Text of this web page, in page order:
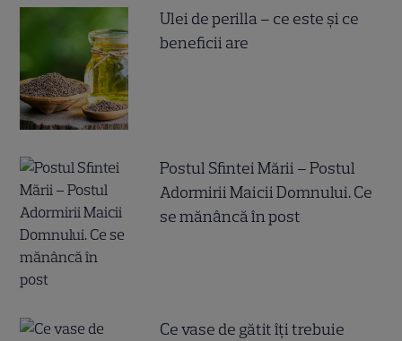
Ulei de perilla – ce este și ce
beneficii are
Postul Sfintei Mării – Postul
Adormirii Maicii Domnului. Ce
se mănâncă în post
Ce vase de gătit îți trebuie